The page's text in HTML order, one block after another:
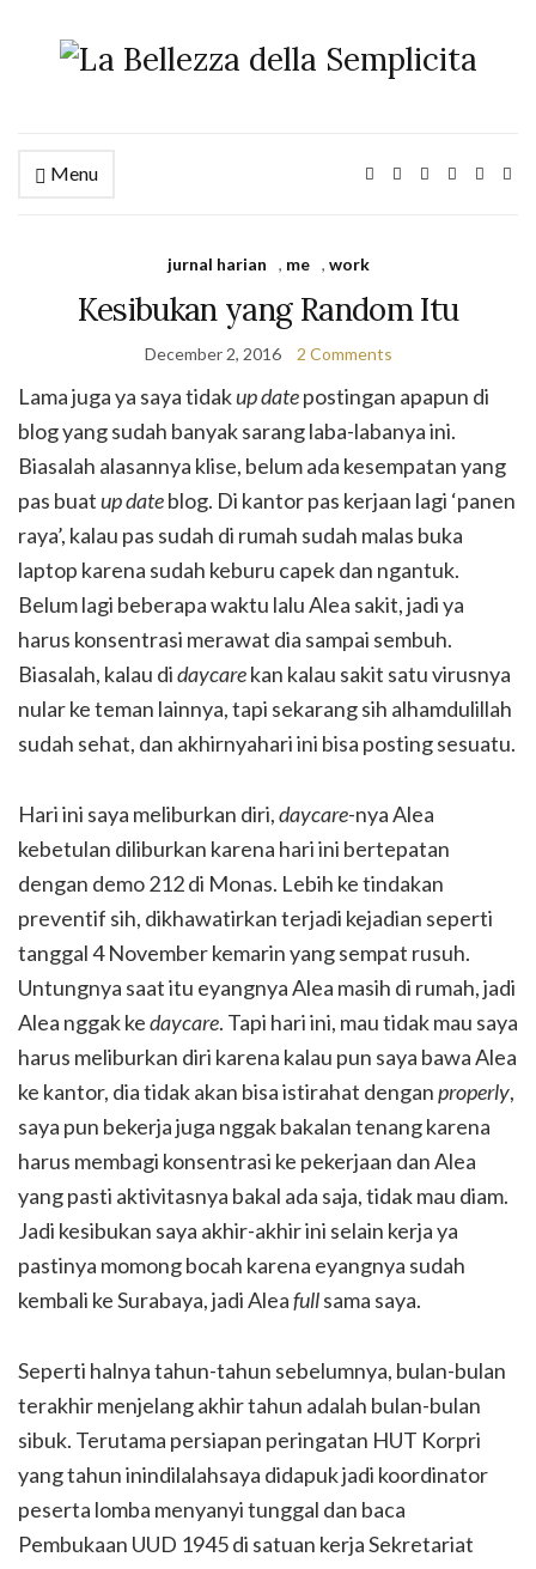
Menu
jurnal harian , me , work
Kesibukan yang Random Itu
December 2, 2016 2 Comments
Lama juga ya saya tidakup datepostingan apapun di
blog yang sudah banyak sarang laba-labanya ini.
Biasalah alasannya klise, belum ada kesempatan yang
pas buatup dateblog. Di kantor pas kerjaan lagi ‘panen
raya’, kalau pas sudah di rumah sudah malas buka
laptop karena sudah keburu capek dan ngantuk.
Belum lagi beberapa waktu lalu Alea sakit, jadi ya
harus konsentrasi merawat dia sampai sembuh.
Biasalah, kalau didaycarekan kalau sakit satu virusnya
nular ke teman lainnya, tapi sekarang sih alhamdulillah
sudah sehat, dan akhirnyahari ini bisa posting sesuatu.
Hari ini saya meliburkan diri,daycare-nya Alea
kebetulan diliburkan karena hari ini bertepatan
dengan demo 212 di Monas. Lebih ke tindakan
preventif sih, dikhawatirkan terjadi kejadian seperti
tanggal 4 November kemarin yang sempat rusuh.
Untungnya saat itu eyangnya Alea masih di rumah, jadi
Alea nggak kedaycare. Tapi hari ini, mau tidak mau saya
harus meliburkan diri karena kalau pun saya bawa Alea
ke kantor, dia tidak akan bisa istirahat denganproperly,
saya pun bekerja juga nggak bakalan tenang karena
harus membagi konsentrasi ke pekerjaan dan Alea
yang pasti aktivitasnya bakal ada saja, tidak mau diam.
Jadi kesibukan saya akhir-akhir ini selain kerja ya
pastinya momong bocah karena eyangnya sudah
kembali ke Surabaya, jadi Aleafullsama saya.
Seperti halnya tahun-tahun sebelumnya, bulan-bulan
terakhir menjelang akhir tahun adalah bulan-bulan
sibuk. Terutama persiapan peringatan HUT Korpri
yang tahun inindilalahsaya didapuk jadi koordinator
peserta lomba menyanyi tunggal dan baca
Pembukaan UUD 1945 di satuan kerja Sekretariat